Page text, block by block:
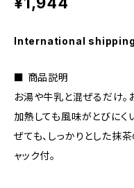
International
■ 商品説明
お湯や牛乳と混ぜるだけ。
加熱しても風味がとびにく
ぜても、しっかりとした抹
ャック付。